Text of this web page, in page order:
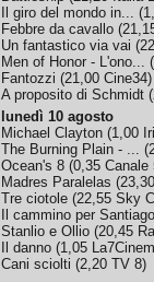
Il giro del mondo in... (
Febbre da cavallo (
Un fantastico via vai (
Men of Honor - L'ono... (
Fantozzi (21,00 Cine34)
A proposito di Schmidt (
lunedì 10 agosto
Michael Clayton (1,00
The Burning Plain - ... (
Ocean's 8 (0,35 Canale
Madres Paralelas (23,30
Tre ciotole (22,55 Sky
Il cammino per Santiago
Stanlio e Ollio (20,45
Il danno (1,05
Cani sciolti (2,20 TV 8)